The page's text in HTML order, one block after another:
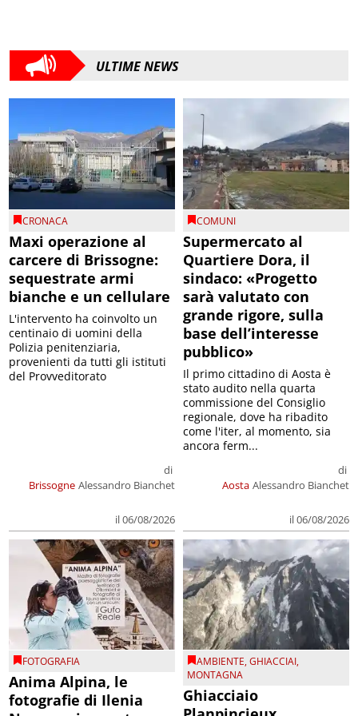
ULTIME NEWS
CRONACA
Maxi operazione al
carcere di Brissogne:
sequestrate armi
bianche e un cellulare
Brissogne
di
Alessandro Bianchet
il 06/08/2026
L'intervento ha coinvolto un
centinaio di uomini della
Polizia penitenziaria,
provenienti da tutti gli istituti
del Provveditorato
COMUNI
Supermercato al
Quartiere Dora, il
sindaco: «Progetto
sarà valutato con
grande rigore, sulla
base dell’interesse
pubblico»
Aosta
di
Alessandro Bianchet
il 06/08/2026
Il primo cittadino di Aosta è
stato audito nella quarta
commissione del Consiglio
regionale, dove ha ribadito
come l'iter, al momento, sia
ancora ferm...
FOTOGRAFIA
Anima Alpina, le
fotografie di Ilenia
AMBIENTE,GHIACCIAI,
MONTAGNA
Ghiacciaio